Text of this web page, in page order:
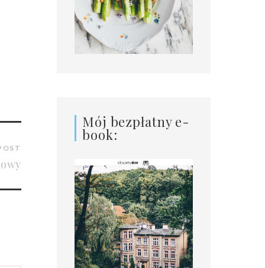
Mój bezpłatny e-
book: